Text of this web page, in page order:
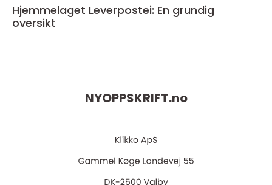
Hjemmelaget Leverpostei: En grundig
oversikt
NYOPPSKRIFT.no